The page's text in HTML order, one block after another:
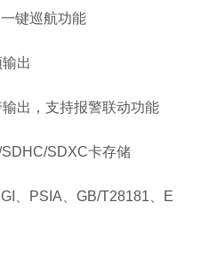
键巡航功能
出
出，支持报警联动功能
SDXC卡存储
、PSIA、GB/T28181、E